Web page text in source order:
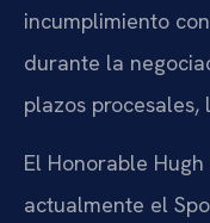
incumplimiento
durante la
plazos
El Honorable
actualmente el